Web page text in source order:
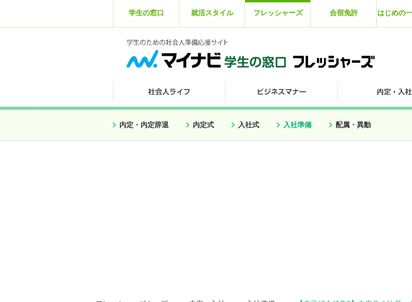
学生の窓口 就活スタイル フレッシャーズ 合宿免許 はじめの
内定・内定辞退 内定式 入社式 入社準備 配属・異動